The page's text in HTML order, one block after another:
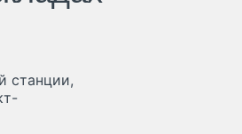
станции,